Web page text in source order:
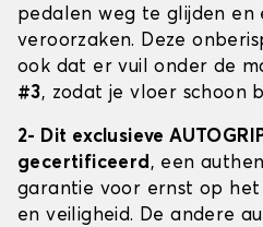
pedalen weg te glijden en
veroorzaken. Deze
ook dat er vuil onder de
#3, zodat je vloer schoon
2- Dit exclusieve
gecertificeerd, een
garantie voor ernst op
en veiligheid. De andere